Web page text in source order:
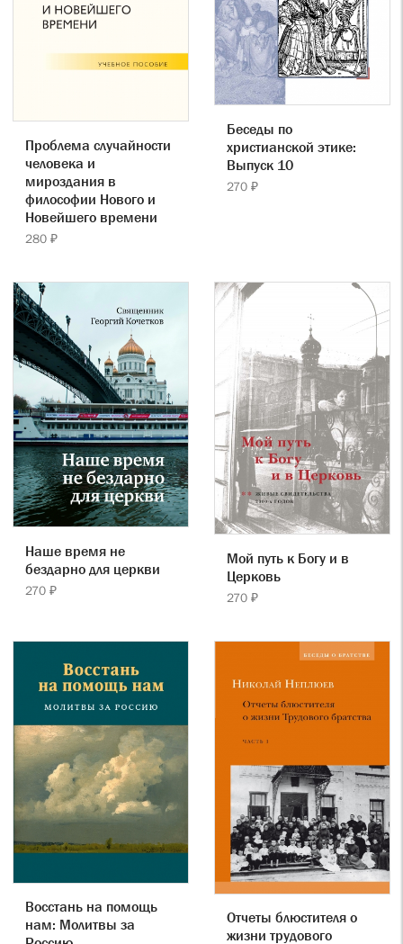
Проблема случайности
человека и
мироздания в
философии Нового и
Новейшего времени
280 ₽
Беседы по
христианской этике:
Выпуск 10
270 ₽
Наше время не
бездарно для церкви
270 ₽
Мой путь к Богу и в
Церковь
270 ₽
Восстань на помощь
нам: Молитвы за
Отчеты блюстителя о
жизни трудового